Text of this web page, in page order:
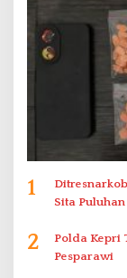
1
Sita
2
Polda Kepri
Pesparawi